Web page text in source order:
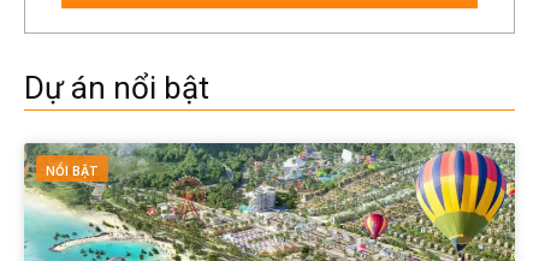
Dự án nổi bật
NỔI BẬT